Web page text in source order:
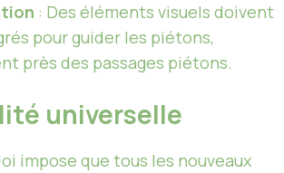
: Des éléments visuels doivent
pour guider les piétons,
près des passages piétons.
universelle
impose que tous les nouveaux